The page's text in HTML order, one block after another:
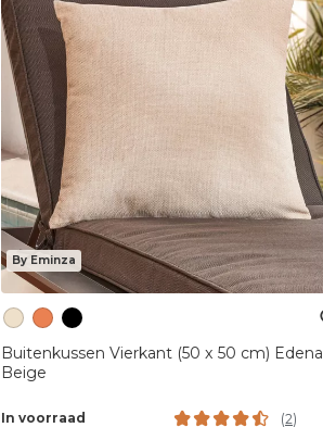
By Eminza
Buitenkussen Vierkant (50 x 50 cm) Edena
Beige
In voorraad (2)